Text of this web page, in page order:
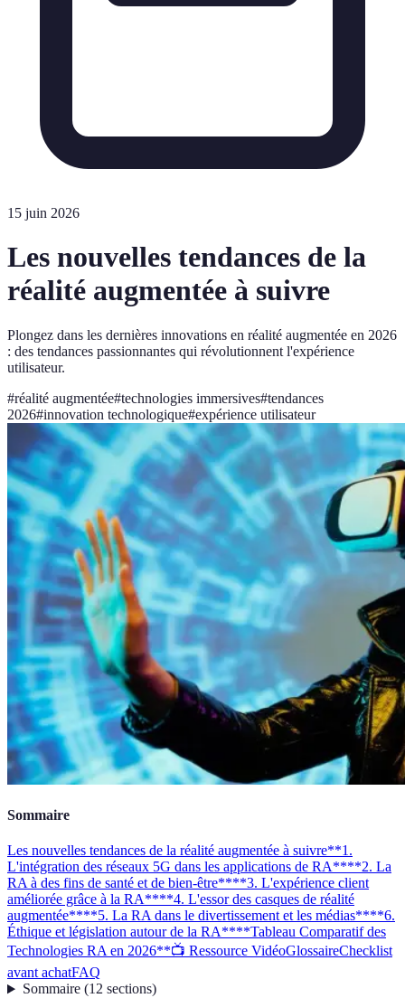
15 juin 2026
Les nouvelles tendances de la
réalité augmentée à suivre
Plongez dans les dernières innovations en réalité augmentée en 2026
: des tendances passionnantes qui révolutionnent l'expérience
utilisateur.
#réalité augmentée#technologies immersives#tendances
2026#innovation technologique#expérience utilisateur
Sommaire
Les nouvelles tendances de la réalité augmentée à suivre**1.
L'intégration des réseaux 5G dans les applications de RA****2. La
RA à des fins de santé et de bien-être****3. L'expérience client
améliorée grâce à la RA****4. L'essor des casques de réalité
augmentée****5. La RA dans le divertissement et les médias****6.
Éthique et législation autour de la RA****Tableau Comparatif des
Technologies RA en 2026**📺 Ressource VidéoGlossaireChecklist
avant achatFAQ
Sommaire(12 sections)